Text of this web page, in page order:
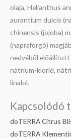
olaja, Helianthus
aurantium dulcis
chinensis (jojoba)
(napraforgó)
nedvéből előállított
nátrium-klorid,
linalol.
Kapcsolódó
doTERRA Citrus
doTERRA